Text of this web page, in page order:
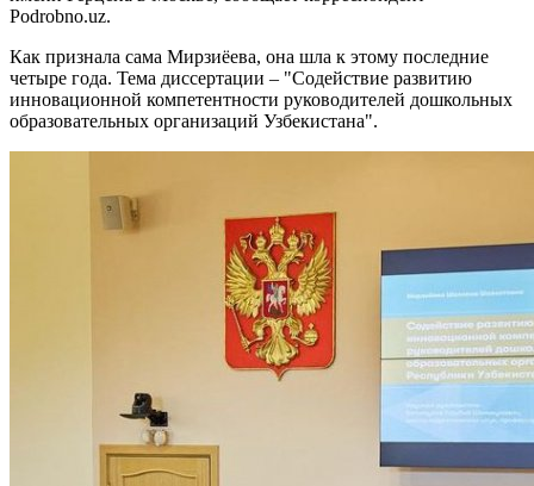
Podrobno.uz.
Как признала сама Мирзиёева, она шла к этому последние
четыре года. Тема диссертации – "Содействие развитию
инновационной компетентности руководителей дошкольных
образовательных организаций Узбекистана".